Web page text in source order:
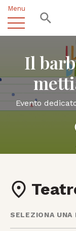
Menu
Il
Evento
SELEZIONA UNA